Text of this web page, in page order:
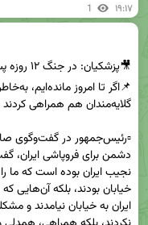
1 ۱۹:۱۷